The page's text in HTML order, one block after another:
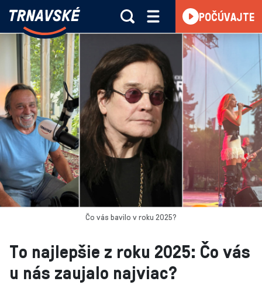
Skočiť na obsah
Trnavské
Vieme,
deje
v
kraji
POČÚVAJTE
To najlepšie z roku 2025: Čo vás
u nás zaujalo najviac?
Čo vás bavilo v roku 2025?